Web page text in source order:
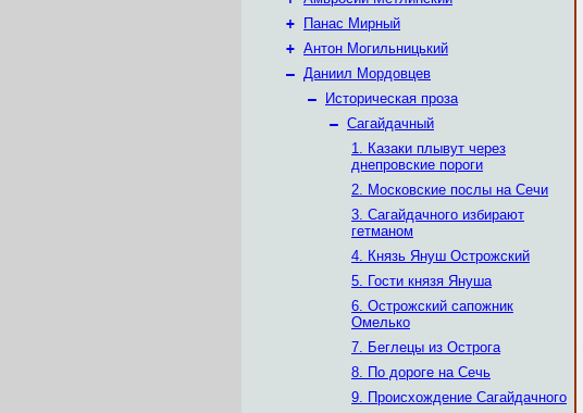
+
Панас Мирный
+ Антон Могильницький
– Даниил Мордовцев
–
Историческая проза
– Сагайдачный
1. Казаки плывут через
днепровские пороги
2. Московские послы на Сечи
3. Сагайдачного избирают
гетманом
4. Князь Януш Острожский
5. Гости князя Януша
6. Острожский сапожник
Омелько
7. Беглецы из Острога
8. По дороге на Сечь
9. Происхождение Сагайдачного